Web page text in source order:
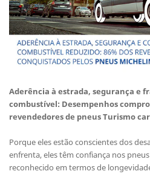
Aderência à estrada, segurança e
combustível: Desempenhos
revendedores de pneus Turismo
Porque eles estão conscientes dos
enfrenta, eles têm confiança nos
reconhecido em termos de